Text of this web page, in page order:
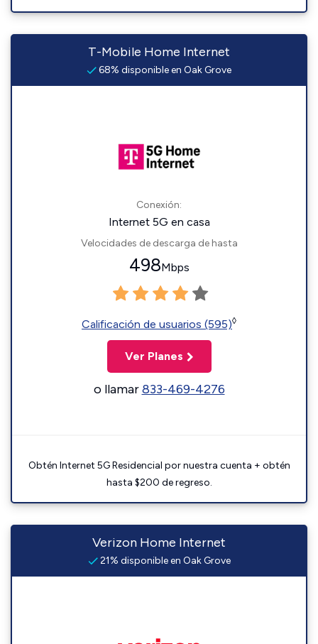
T-Mobile Home Internet
68% disponible en Oak Grove
Conexión:
Internet 5G en casa
Velocidades de descarga de hasta
498Mbps
Calificación de usuarios (595)◊
Ver Planes
o llamar833-469-4276
Obtén Internet 5G Residencial por nuestra cuenta + obtén
hasta $200 de regreso.
Verizon Home Internet
21% disponible en Oak Grove